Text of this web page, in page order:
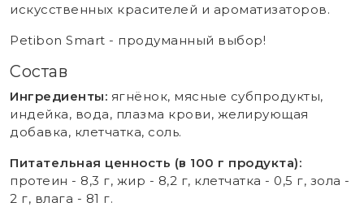
искусственных красителей и ароматизаторов.
Petibon Smart - продуманный выбор!
Состав
Ингредиенты: ягнёнок, мясные субпродукты,
индейка, вода, плазма крови, желирующая
добавка, клетчатка, соль.
Питательная ценность (в 100 г продукта):
протеин - 8,3 г, жир - 8,2 г, клетчатка - 0,5 г, зола -
2 г, влага - 81 г.